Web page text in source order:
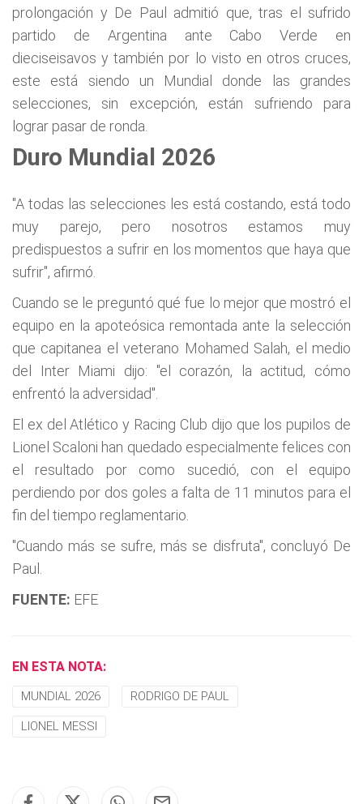
prolongación y De Paul admitió que, tras el sufrido
partido de Argentina ante Cabo Verde en
dieciseisavos y también por lo visto en otros cruces,
este está siendo un Mundial donde las grandes
selecciones, sin excepción, están sufriendo para
lograr pasar de ronda.
Duro Mundial 2026
"A todas las selecciones les está costando, está todo
muy parejo, pero nosotros estamos muy
predispuestos a sufrir en los momentos que haya que
sufrir", afirmó.
Cuando se le preguntó qué fue lo mejor que mostró el
equipo en la apoteósica remontada ante la selección
que capitanea el veterano Mohamed Salah, el medio
del Inter Miami dijo: "el corazón, la actitud, cómo
enfrentó la adversidad".
El ex del Atlético y Racing Club dijo que los pupilos de
Lionel Scaloni han quedado especialmente felices con
el resultado por como sucedió, con el equipo
perdiendo por dos goles a falta de 11 minutos para el
fin del tiempo reglamentario.
"Cuando más se sufre, más se disfruta", concluyó De
Paul.
FUENTE: EFE
EN ESTA NOTA:
MUNDIAL 2026 RODRIGO DE PAUL
LIONEL MESSI